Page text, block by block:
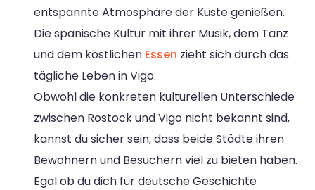
entspannte Atmosphäre der Küste genießen.
Die spanische Kultur mit ihrer Musik, dem Tanz
und dem köstlichen Essen zieht sich durch das
tägliche Leben in Vigo.
Obwohl die konkreten kulturellen Unterschiede
zwischen Rostock und Vigo nicht bekannt sind,
kannst du sicher sein, dass beide Städte ihren
Bewohnern und Besuchern viel zu bieten haben.
Egal ob du dich für deutsche Geschichte